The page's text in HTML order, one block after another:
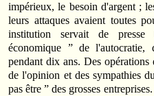
impérieux, le besoin d'argent ;
leurs attaques avaient toutes
institution servait de
économique ” de
pendant dix ans. Des
de l'opinion et des sympathies
pas être ” des grosses